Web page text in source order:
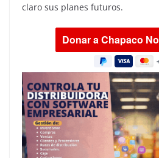
claro sus planes futuros.